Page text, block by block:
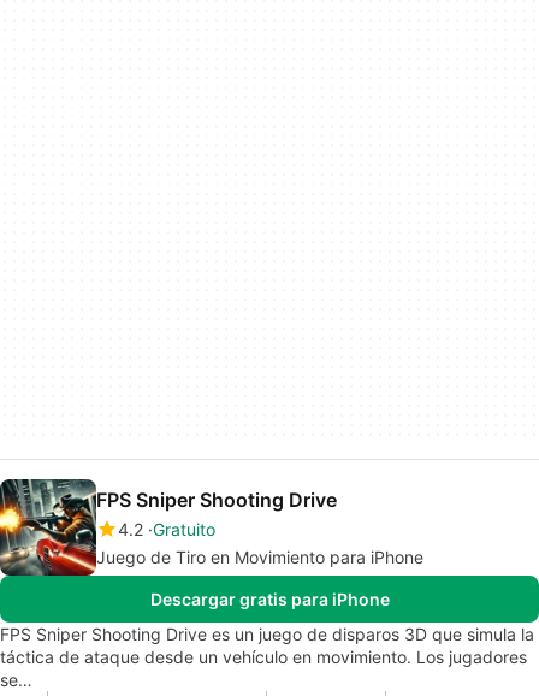
FPS Sniper Shooting Drive
4.2 Gratuito
Juego de Tiro en Movimiento para iPhone
Descargar gratis para iPhone
FPS Sniper Shooting Drive es un juego de disparos 3D que simula la
táctica de ataque desde un vehículo en movimiento. Los jugadores
se…